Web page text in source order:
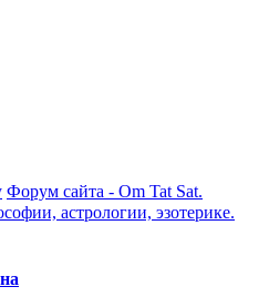
Форум сайта - Om Tat Sat.
астрологии, эзотерике.